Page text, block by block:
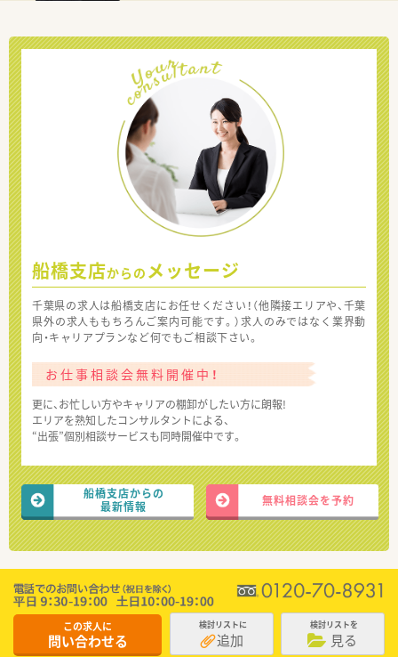
船橋支店からの メッセージ
千葉県の求人は船橋支店にお任せください！（他隣接エリアや、千葉
県外の求人ももちろんご案内可能です。）求人のみではなく業界動
向・キャリアプランなど何でもご相談下さい。
お仕事相談会無料開催中！
更に、お忙しい方やキャリアの棚卸がしたい方に朗報!
エリアを熟知したコンサルタントによる、
“出張”個別相談サービスも同時開催中です。
船橋支店からの
最新情報
無料相談会を予約
この求人に
問い合わせる
検討リストに
追加
検討リストを
見る